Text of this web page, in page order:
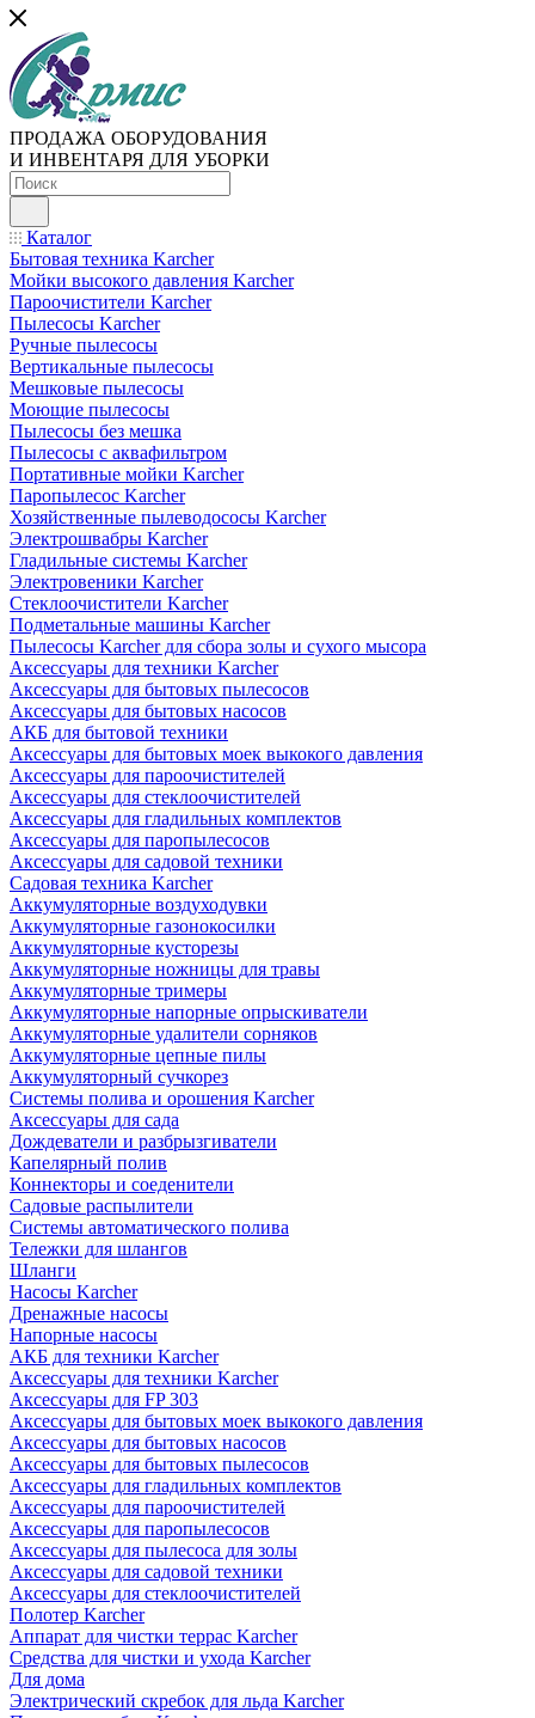
ПРОДАЖА ОБОРУДОВАНИЯ
И ИНВЕНТАРЯ ДЛЯ УБОРКИ
Каталог
Бытовая техника Karcher
Мойки высокого давления Karcher
Пароочистители Karcher
Пылесосы Karcher
Ручные пылесосы
Вертикальные пылесосы
Мешковые пылесосы
Моющие пылесосы
Пылесосы без мешка
Пылесосы с аквафильтром
Портативные мойки Karcher
Паропылесос Karcher
Хозяйственные пылеводососы Karcher
Электрошвабры Karcher
Гладильные системы Karcher
Электровеники Karcher
Стеклоочистители Karcher
Подметальные машины Karcher
Пылесосы Karcher для сбора золы и сухого мысора
Аксессуары для техники Karcher
Аксессуары для бытовых пылесосов
Аксессуары для бытовых насосов
АКБ для бытовой техники
Аксессуары для бытовых моек выкокого давления
Аксессуары для пароочистителей
Аксессуары для стеклоочистителей
Аксессуары для гладильных комплектов
Аксессуары для паропылесосов
Аксессуары для садовой техники
Садовая техника Karcher
Аккумуляторные воздуходувки
Аккумуляторные газонокосилки
Аккумуляторные кусторезы
Аккумуляторные ножницы для травы
Аккумуляторные тримеры
Аккумуляторные напорные опрыскиватели
Аккумуляторные удалители сорняков
Аккумуляторные цепные пилы
Аккумуляторный сучкорез
Системы полива и орошения Karcher
Аксессуары для сада
Дождеватели и разбрызгиватели
Капелярный полив
Коннекторы и соеденители
Садовые распылители
Системы автоматического полива
Тележки для шлангов
Шланги
Насосы Karcher
Дренажные насосы
Напорные насосы
АКБ для техники Karcher
Аксессуары для техники Karcher
Аксессуары для FP 303
Аксессуары для бытовых моек выкокого давления
Аксессуары для бытовых насосов
Аксессуары для бытовых пылесосов
Аксессуары для гладильных комплектов
Аксессуары для пароочистителей
Аксессуары для паропылесосов
Аксессуары для пылесоса для золы
Аксессуары для садовой техники
Аксессуары для стеклоочистителей
Полотер Karcher
Аппарат для чистки террас Karcher
Средства для чистки и ухода Karcher
Для дома
Электрический скребок для льда Karcher